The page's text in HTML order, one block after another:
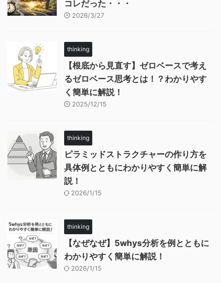
コレだった・・・
2026/3/27
thinking
【根底から見直す】ゼロベースで考え
るゼロベース思考とは！？わかりやす
く簡単に解説！
2025/12/15
thinking
ピラミッドストラクチャーの作り方を
具体例とともにわかりやすく簡単に解
説！
2026/1/15
thinking
【なぜなぜ】5whys分析を例とともに
わかりやすく簡単に解説！
2026/1/15